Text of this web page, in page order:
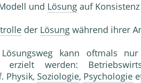
und Lösung auf Konsistenz
der Lösung während ihrer
kann oftmals
erzielt werden:
Physik, Soziologie, Psychologie